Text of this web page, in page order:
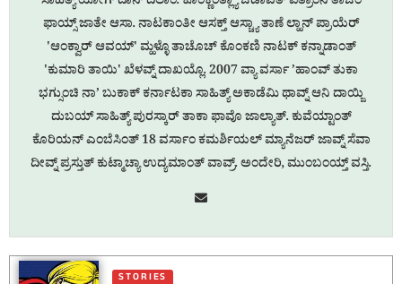
ಫಾಯ್ಸ್ ಜಾತೇ ಆಸಾ. ನಾಟಕಾಂತೀ ಆಸಕ್ತ್ ಆಸ್ಚ್ಯಾ ತಾಣೆ ಲ್ಹಾನ್ ಪ್ರಾಯೆರ್
'ಆಂಕ್ವಾರ್ ಆವಯ್' ಮ್ಹಳ್ಳೊ ತಾಚೊಚ್ ಕೊಂಕಣಿ ನಾಟಕ್ ಕನ್ನಾಡಾಂತ್
'ಕುಮಾರಿ ತಾಯಿ' ಖೆಳವ್ನ್ ದಾಖಯ್ಲೊ. 2007 ವ್ಯಾ ವರ್ಸಾ ’ಹಾಂವ್ ತುಕಾ
ಭಗ್ಸುಂಚಿ ನಾ’ ಬುಕಾಕ್ ಕರ್ನಾಟಕಾ ಸಾಹಿತ್ಯ್ ಅಕಾಡೆಮಿ ಥಾವ್ನ್ ಆನಿ ದಾಯ್ಜಿ
ದುಬಯ್ ಸಾಹಿತ್ಯ್ ಪುರಸ್ಕಾರ್ ತಾಕಾ ಫಾವೊ ಜಾಲ್ಯಾತ್. ಕುವೆಯ್ಟಾಂತ್
ಕೊರಿಯನ್ ಎಂಬೆಸಿಂತ್ 18 ವರ್ಸಾಂ ಕಮರ್ಶಿಯಲ್ ಮ್ಯಾನೆಜರ್ ಜಾವ್ನ್ ಸೆವಾ
ದೀವ್ನ್ ಪ್ರಸ್ತುತ್ ಕುಟ್ಮಾಚ್ಯಾ ಉದ್ಯಮಾಂತ್ ವಾವ್ರ್. ಅಂದೇರಿ, ಮುಂಬಂಯ್ತ್ ವಸ್ತಿ.
STORIES